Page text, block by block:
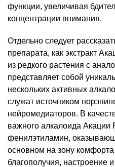
функции, увеличивая
концентрации внимания.
Отдельно следует
препарата, как экстракт
из редкого растения с
представляет собой
нескольких активных
служат источником
нейромедиаторов. В
важного алкалоида Акации
фенилэтиламин,
основном на зону комфорта
благополучия, настроение